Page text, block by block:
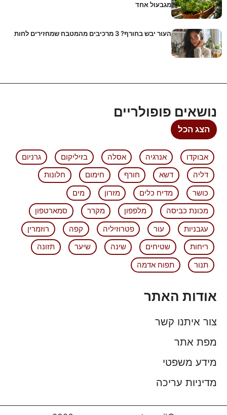
מגבעול אחד
העור יבש בחורף? 3 מרכיבים מהמטבח שמחזירים לחות
נושאים פופולריים
הצג הכל
אבוקדו אנרגיה אסלה בזיליקום
גרניום
דליה
דשא חורף חימום
חלונות
כושר
מדיח כלים מזרון
מים
מכונת כביסה
מלפפון מקרר
סמארטפון
עגבניות
עור פטרוזיליה קפה
רוזמרין
ריחות
שטיחים שינה שיער
תזונה
תנור
תפוח אדמה
אודות האתר
צור איתנו קשר
מפת אתר
מידע משפטי
מדיניות עריכה